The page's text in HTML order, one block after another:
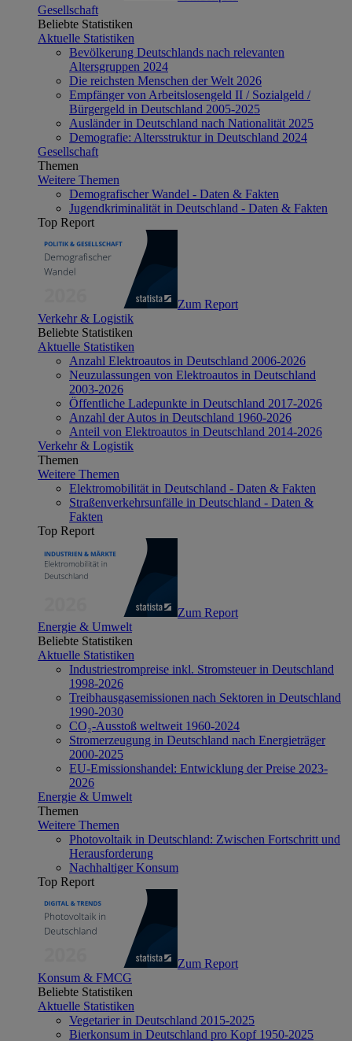
Gesellschaft
Beliebte Statistiken
Aktuelle Statistiken
Bevölkerung Deutschlands nach relevanten
Altersgruppen 2024
Die reichsten Menschen der Welt 2026
Empfänger von Arbeitslosengeld II / Sozialgeld /
Bürgergeld in Deutschland 2005-2025
Ausländer in Deutschland nach Nationalität 2025
Demografie: Altersstruktur in Deutschland 2024
Gesellschaft
Themen
Weitere Themen
Demografischer Wandel - Daten & Fakten
Jugendkriminalität in Deutschland - Daten & Fakten
Top Report
Zum Report
Verkehr & Logistik
Beliebte Statistiken
Aktuelle Statistiken
Anzahl Elektroautos in Deutschland 2006-2026
Neuzulassungen von Elektroautos in Deutschland
2003-2026
Öffentliche Ladepunkte in Deutschland 2017-2026
Anzahl der Autos in Deutschland 1960-2026
Anteil von Elektroautos in Deutschland 2014-2026
Verkehr & Logistik
Themen
Weitere Themen
Elektromobilität in Deutschland - Daten & Fakten
Straßenverkehrsunfälle in Deutschland - Daten &
Fakten
Top Report
Zum Report
Energie & Umwelt
Beliebte Statistiken
Aktuelle Statistiken
Industriestrompreise inkl. Stromsteuer in Deutschland
1998-2026
Treibhausgasemissionen nach Sektoren in Deutschland
1990-2030
CO₂-Ausstoß weltweit 1960-2024
Stromerzeugung in Deutschland nach Energieträger
2000-2025
EU-Emissionshandel: Entwicklung der Preise 2023-
2026
Energie & Umwelt
Themen
Weitere Themen
Photovoltaik in Deutschland: Zwischen Fortschritt und
Herausforderung
Nachhaltiger Konsum
Top Report
Zum Report
Konsum & FMCG
Beliebte Statistiken
Aktuelle Statistiken
Vegetarier in Deutschland 2015-2025
Bierkonsum in Deutschland pro Kopf 1950-2025